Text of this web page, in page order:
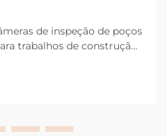
de inspeção de poços
trabalhos de construção
sob a superfície que